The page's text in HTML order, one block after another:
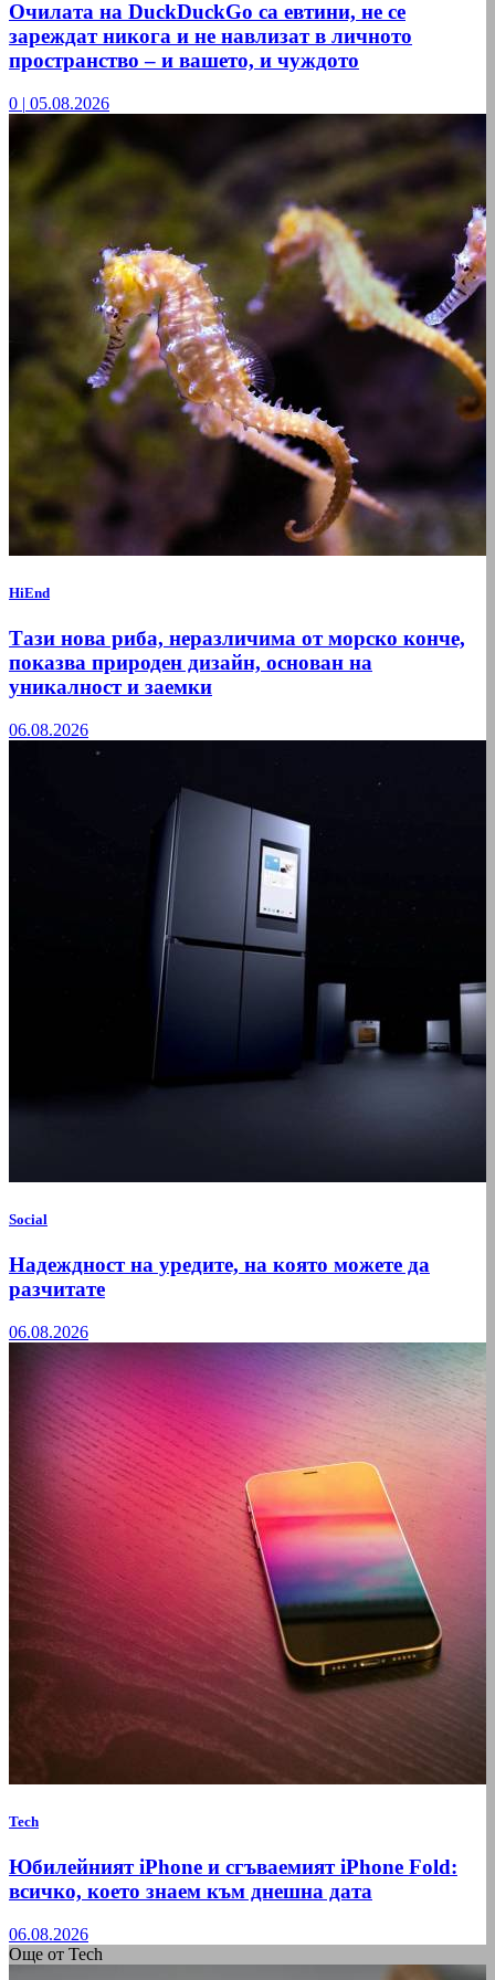
Очилата на DuckDuckGo са евтини, не се
зареждат никога и не навлизат в личното
пространство – и вашето, и чуждото
0 | 05.08.2026
HiEnd
Тази нова риба, неразличима от морско конче,
показва природен дизайн, основан на
уникалност и заемки
06.08.2026
Social
Надеждност на уредите, на която можете да
разчитате
06.08.2026
Tech
Юбилейният iPhone и сгъваемият iPhone Fold:
всичко, което знаем към днешна дата
06.08.2026
Още от Tech